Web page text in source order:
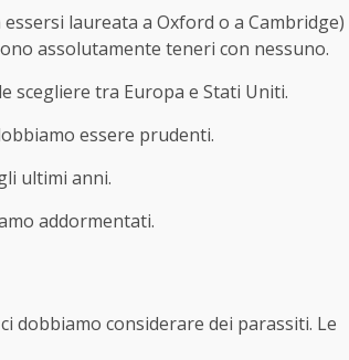
laureata a Oxford o a Cambridge)
assolutamente teneri con nessuno.
scegliere tra Europa e Stati Uniti.
essere prudenti.
ultimi anni.
addormentati.
dobbiamo considerare dei parassiti. Le